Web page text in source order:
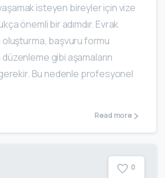
isteyen bireyler için vize
önemli bir adımdır. Evrak
oluşturma, başvuru formu
gibi aşamaların
Bu nedenle profesyonel
Read more
0